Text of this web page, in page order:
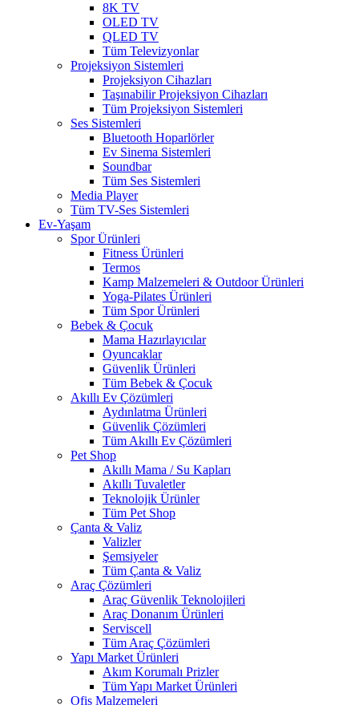
8K TV
OLED TV
QLED TV
Tüm Televizyonlar
Projeksiyon Sistemleri
Projeksiyon Cihazları
Taşınabilir Projeksiyon Cihazları
Tüm Projeksiyon Sistemleri
Ses Sistemleri
Bluetooth Hoparlörler
Ev Sinema Sistemleri
Soundbar
Tüm Ses Sistemleri
Media Player
Tüm TV-Ses Sistemleri
Ev-Yaşam
Spor Ürünleri
Fitness Ürünleri
Termos
Kamp Malzemeleri & Outdoor Ürünleri
Yoga-Pilates Ürünleri
Tüm Spor Ürünleri
Bebek & Çocuk
Mama Hazırlayıcılar
Oyuncaklar
Güvenlik Ürünleri
Tüm Bebek & Çocuk
Akıllı Ev Çözümleri
Aydınlatma Ürünleri
Güvenlik Çözümleri
Tüm Akıllı Ev Çözümleri
Pet Shop
Akıllı Mama / Su Kapları
Akıllı Tuvaletler
Teknolojik Ürünler
Tüm Pet Shop
Çanta & Valiz
Valizler
Şemsiyeler
Tüm Çanta & Valiz
Araç Çözümleri
Araç Güvenlik Teknolojileri
Araç Donanım Ürünleri
Serviscell
Tüm Araç Çözümleri
Yapı Market Ürünleri
Akım Korumalı Prizler
Tüm Yapı Market Ürünleri
Ofis Malzemeleri